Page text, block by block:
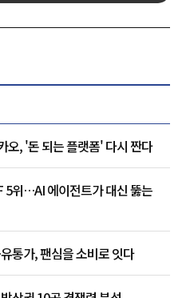
오, '돈 되는 플랫폼' 다시 짠다
5위…AI 에이전트가 대신 뚫는
통가, 팬심을 소비로 잇다